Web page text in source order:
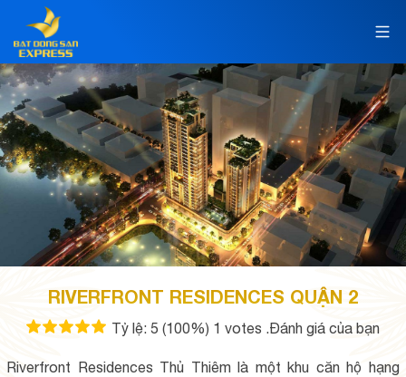
RIVERFRONT RESIDENCES QUẬN 2
Tỷ lệ: 5 (100%) 1 votes .Đánh giá của bạn
Riverfront Residences Thủ Thiêm là một khu căn hộ hạng